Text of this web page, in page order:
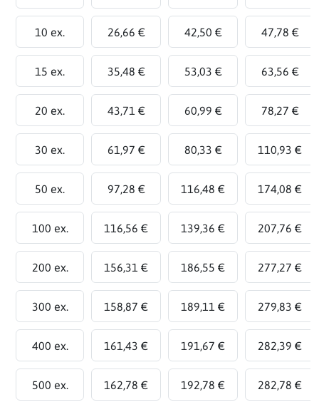
10 ex. 26,66 € 42,50 € 47,78 €
15 ex. 35,48 € 53,03 € 63,56 €
20 ex. 43,71 € 60,99 € 78,27 €
30 ex. 61,97 € 80,33 € 110,93 €
50 ex. 97,28 € 116,48 € 174,08 €
100 ex. 116,56 € 139,36 € 207,76 €
200 ex. 156,31 € 186,55 € 277,27 €
300 ex. 158,87 € 189,11 € 279,83 €
400 ex. 161,43 € 191,67 € 282,39 €
500 ex. 162,78 € 192,78 € 282,78 €